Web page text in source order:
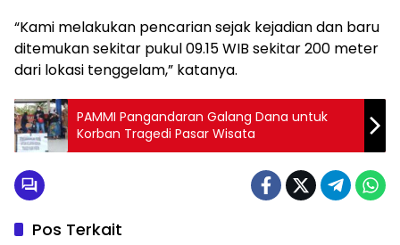
“Kami melakukan pencarian sejak kejadian dan baru
ditemukan sekitar pukul 09.15 WIB sekitar 200 meter
dari lokasi tenggelam,” katanya.
PAMMI Pangandaran Galang Dana untuk
Korban Tragedi Pasar Wisata
Pos Terkait